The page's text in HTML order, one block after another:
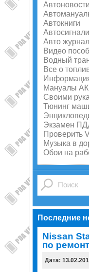
Автоновости
Автокниги
Авто
Видео
Водный
Все о
Мануалы
Своими
Тюнинг
Экзамен
Проверить
Музыка в
Обои на
Последние
Nissan
по
Дата: